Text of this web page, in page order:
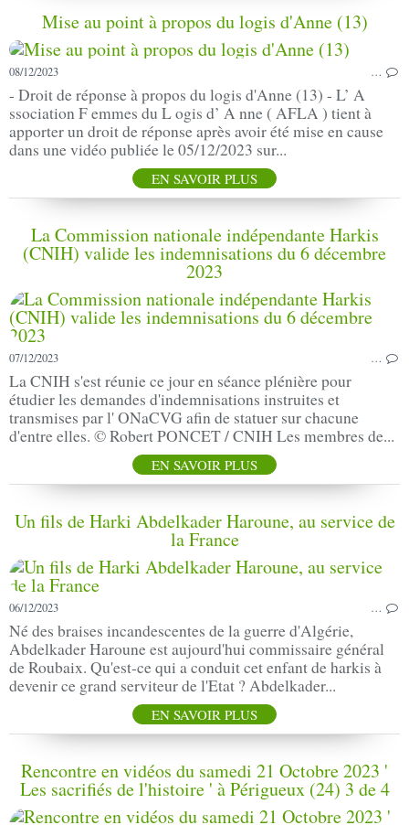
Mise au point à propos du logis d'Anne (13)
08/12/2023 …
- Droit de réponse à propos du logis d'Anne (13) - L’ A
ssociation F emmes du L ogis d’ A nne ( AFLA ) tient à
apporter un droit de réponse après avoir été mise en cause
dans une vidéo publiée le 05/12/2023 sur...
EN SAVOIR PLUS
La Commission nationale indépendante Harkis
(CNIH) valide les indemnisations du 6 décembre
2023
07/12/2023 …
La CNIH s'est réunie ce jour en séance plénière pour
étudier les demandes d'indemnisations instruites et
transmises par l' ONaCVG afin de statuer sur chacune
d'entre elles. © Robert PONCET / CNIH Les membres de...
EN SAVOIR PLUS
Un fils de Harki Abdelkader Haroune, au service de
la France
06/12/2023 …
Né des braises incandescentes de la guerre d'Algérie,
Abdelkader Haroune est aujourd'hui commissaire général
de Roubaix. Qu'est-ce qui a conduit cet enfant de harkis à
devenir ce grand serviteur de l'Etat ? Abdelkader...
EN SAVOIR PLUS
Rencontre en vidéos du samedi 21 Octobre 2023 '
Les sacrifiés de l'histoire ' à Périgueux (24) 3 de 4